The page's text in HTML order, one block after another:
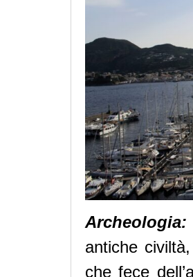
Archeologia:
antiche
che fece